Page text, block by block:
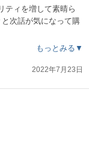
ティを増して素晴ら
次話が気になって購
もっとみる▼
2022年7月23日